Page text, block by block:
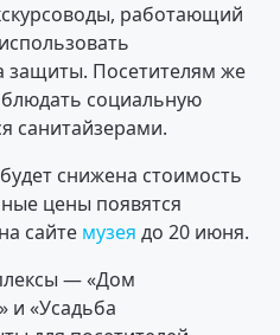
работающий
защиты. Посетителям же
социальную
санитайзерами.
снижена стоимость
цены появятся
сайте музея до 20 июня.
— «Дом
и «Усадьба